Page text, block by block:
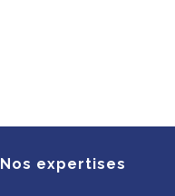
Nos expertises